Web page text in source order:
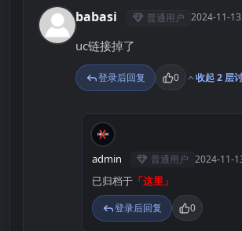
B babasi 普通用户 2024-11-13
uc链接掉了
登录后回复 0 收起 2 层
A
admin 普通用户 2024-11-
已归档于 「这里」
登录后回复 0